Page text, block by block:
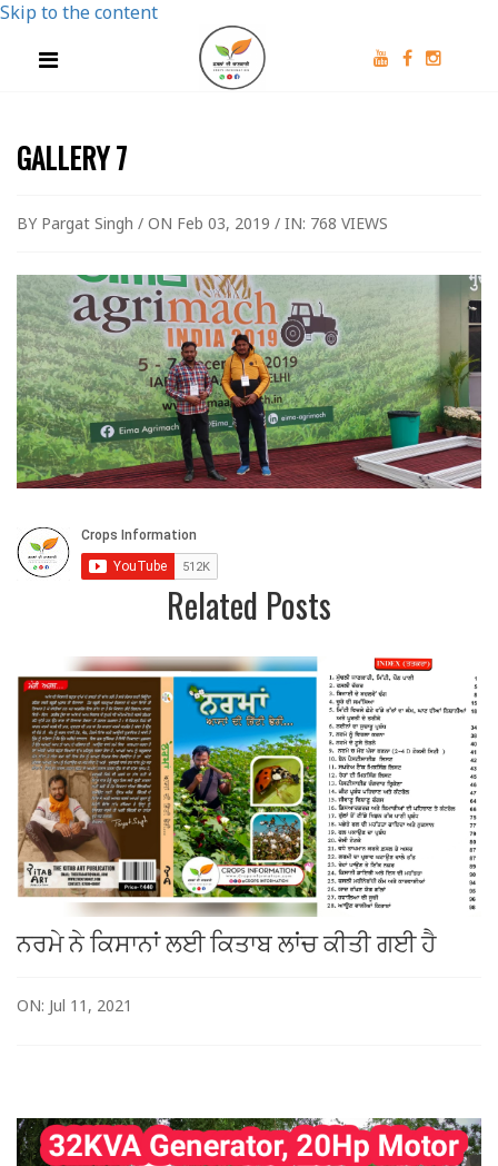
Skip to the content
GALLERY 7
BY Pargat Singh / ON Feb 03, 2019 / IN: 768 VIEWS
Related Posts
ਨਰਮੇ ਨੇ ਕਿਸਾਨਾਂ ਲਈ ਕਿਤਾਬ ਲਾਂਚ ਕੀਤੀ ਗਈ ਹੈ
ON: Jul 11, 2021